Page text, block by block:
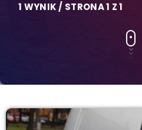
1 WYNIK / STRONA 1 Z 1